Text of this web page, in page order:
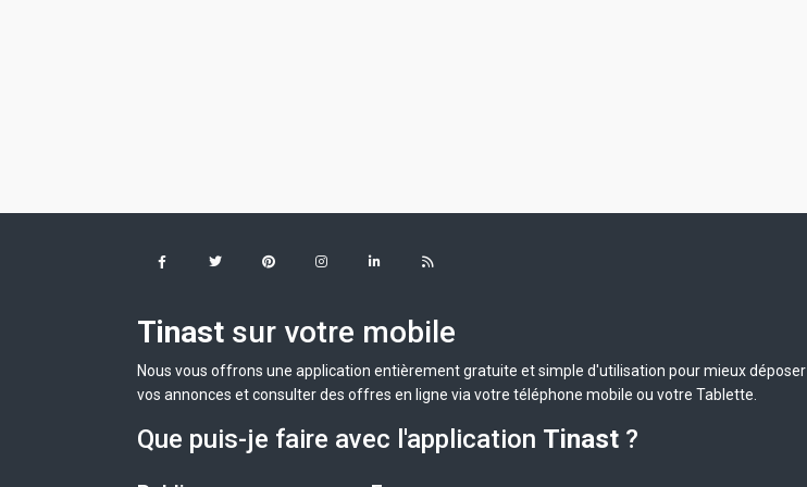
Tinast sur votre mobile
Nous vous offrons une application entièrement gratuite et simple d'utilisation pour mieux déposer
vos annonces et consulter des offres en ligne via votre téléphone mobile ou votre Tablette.
Que puis-je faire avec l'application Tinast ?